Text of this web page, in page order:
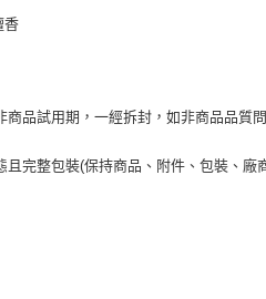
香
品試用期，一經拆封，如非商品品質
完整包裝(保持商品、附件、包裝、